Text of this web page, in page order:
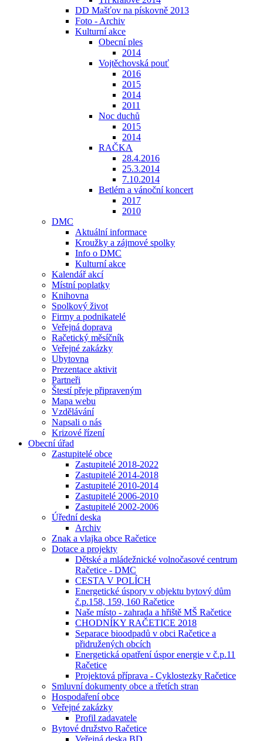
DD Mašťov na pískovně 2013
Foto - Archiv
Kulturní akce
Obecní ples
2014
Vojtěchovská pouť
2016
2015
2014
2011
Noc duchů
2015
2014
RAČKA
28.4.2016
25.3.2014
7.10.2014
Betlém a vánoční koncert
2017
2010
DMC
Aktuální informace
Kroužky a zájmové spolky
Info o DMC
Kulturní akce
Kalendář akcí
Místní poplatky
Knihovna
Spolkový život
Firmy a podnikatelé
Veřejná doprava
Račetický měsíčník
Veřejné zakázky
Ubytovna
Prezentace aktivit
Partneři
Štestí přeje připraveným
Mapa webu
Vzdělávání
Napsali o nás
Krizové řízení
Obecní úřad
Zastupitelé obce
Zastupitelé 2018-2022
Zastupitelé 2014-2018
Zastupitelé 2010-2014
Zastupitelé 2006-2010
Zastupitelé 2002-2006
Úřední deska
Archiv
Znak a vlajka obce Račetice
Dotace a projekty
Dětské a mládežnické volnočasové centrum
Račetice - DMC
CESTA V POLÍCH
Energetické úspory v objektu bytový dům
č.p.158, 159, 160 Račetice
Naše místo - zahrada a hřiště MŠ Račetice
CHODNÍKY RAČETICE 2018
Separace bioodpadů v obci Račetice a
přidružených obcích
Energetická opatření úspor energie v č.p.11
Račetice
Projektová příprava - Cyklostezky Račetice
Smluvní dokumenty obce a třetích stran
Hospodaření obce
Veřejné zakázky
Profil zadavatele
Bytové družstvo Račetice
Veřejná deska BD